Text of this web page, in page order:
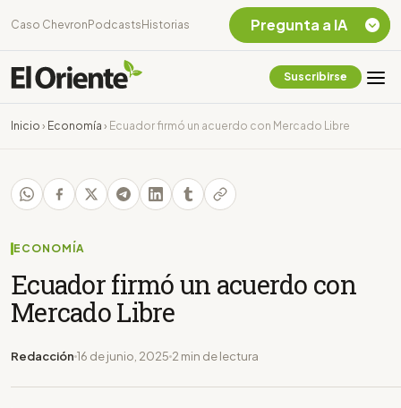
Caso Chevron Podcasts Historias
Suscribirse
Inicio › Economía › Ecuador firmó un acuerdo con Mercado Libre
ECONOMÍA
Ecuador firmó un acuerdo con
Mercado Libre
Redacción 16 de junio, 2025 2 min de lectura
Pregunta a IA
Chevron Ecuador